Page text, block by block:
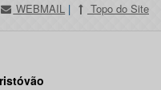
WEBMAIL | Topo do Site